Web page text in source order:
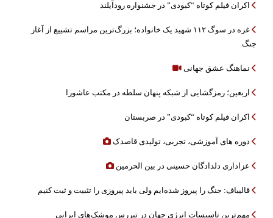
اکران فیلم کوتاه “کبودی” در جشنواره رودآیلند
غزه در سوگ ۱۱۲ شهید یک خانواده؛ بزرگ‌ترین مراسم تشییع از آغاز
جنگ
نماهنگ عشق جهانی
اربعین؛ رمزگشایی از شبکه پنهان سلطه در مکتب عاشورا
اکران فیلم کوتاه “کبودی” در صربستان
دوره های آموزشی، تجربی، تولیدی قاصدک
عزاداری دلدادگان حسینی در بین الحرمین
قالیباف: جنگ را پیروز شده‌ایم ولی باید پیروزی را تثبیت و ثبت کنیم
مهم‌ترین تاسیسات انرژی جهان در تیررس موشک‌های ایرانی